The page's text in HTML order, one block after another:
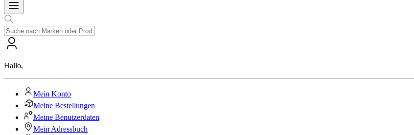
Hallo,
Mein Konto
Meine Bestellungen
Meine Benutzerdaten
Mein Adressbuch